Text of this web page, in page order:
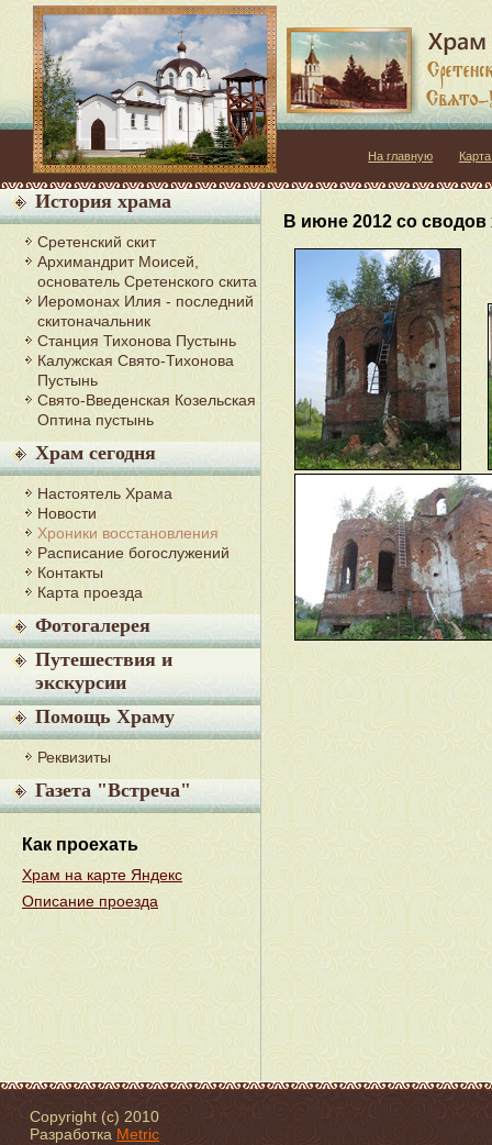
На главную
История храма
Сретенский скит
Архимандрит Моисей,
основатель Сретенского скита
Иеромонах Илия - последний
скитоначальник
Станция Тихонова Пустынь
Калужская Свято-Тихонова
Пустынь
Свято-Введенская Козельская
Оптина пустынь
Храм сегодня
Настоятель Храма
Новости
Хроники восстановления
Расписание богослужений
Контакты
Карта проезда
Фотогалерея
Путешествия и
экскурсии
Помощь Храму
Реквизиты
Газета "Встреча"
Как проехать
Храм на карте Яндекс
Описание проезда
В июне 2012 со
Copyright (c) 2010
Разработка Metric